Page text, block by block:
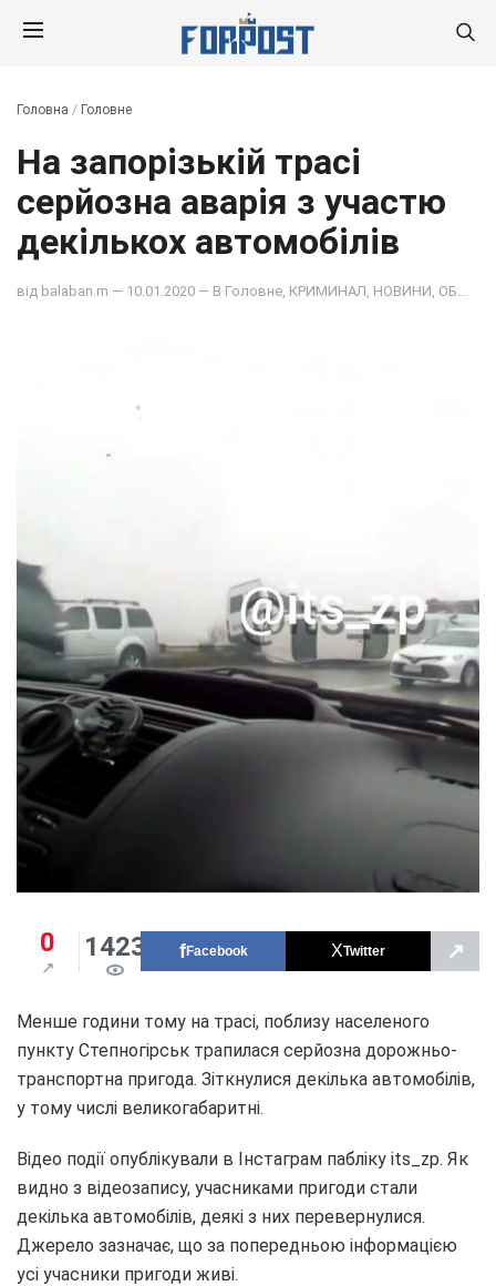
Головна / Головне
На запорізькій трасі
серйозна аварія з участю
декількох автомобілів
від balaban.m — 10.01.2020 — В Головне КРИМИНАЛ НОВИНИ ОБЩЕСТВО
0 1423 Facebook Twitter ↗
​Менше години тому на трасі, поблизу населеного
пункту Степногірськ трапилася серйозна дорожньо-
транспортна пригода. Зіткнулися декілька автомобілів,
у тому числі великогабаритні.
Відео події опублікували в Інстаграм пабліку its_zp. Як
видно з відеозапису, учасниками пригоди стали
декілька автомобілів, деякі з них перевернулися.
Джерело зазначає, що за попередньою інформацією
усі учасники пригоди живі.